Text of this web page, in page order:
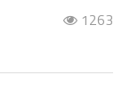
1263